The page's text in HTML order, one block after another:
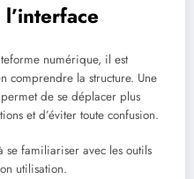
numérique, il est
comprendre la structure. Une
de se déplacer plus
et d’éviter toute confusion.
se familiariser avec les outils
utilisation.